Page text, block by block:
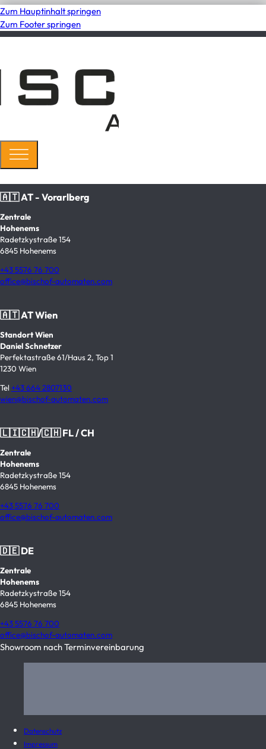
Zum Hauptinhalt springen
Zum Footer springen
🇦🇹 AT - Vorarlberg
Zentrale
Hohenems
Radetzkystraße 154
6845 Hohenems
+43 5576 76 700
office@bischof-automaten.com
🇦🇹 AT Wien
Standort Wien
Daniel Schnetzer
Perfektastraße 61/Haus 2, Top 1
1230 Wien
Tel +43 664 2807130
wien@bischof-automaten.com
🇱🇮🇨🇭/🇨🇭 FL / CH
Zentrale
Hohenems
Radetzkystraße 154
6845 Hohenems
+43 5576 76 700
office@bischof-automaten.com
🇩🇪 DE
Zentrale
Hohenems
Radetzkystraße 154
6845 Hohenems
+43 5576 76 700
office@bischof-automaten.com
Showroom nach Terminvereinbarung
Datenschutz
Impressum